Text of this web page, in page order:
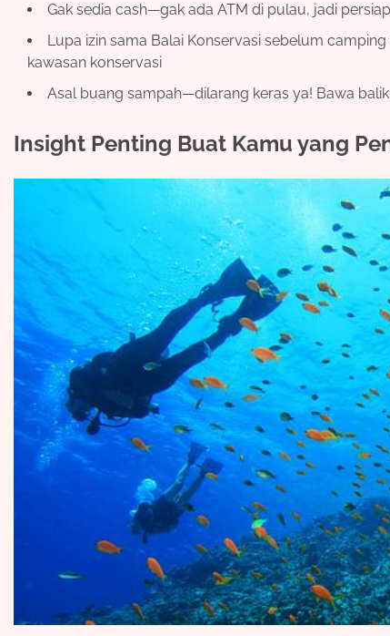
Gak sedia cash—gak ada ATM di pulau, jadi
Lupa izin sama Balai Konservasi sebelum
kawasan konservasi
Asal buang sampah—dilarang keras ya! Bawa
Insight Penting Buat Kamu yang